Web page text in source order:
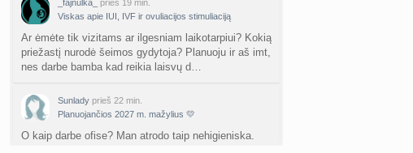
_fajnulka_
prieš 19 min.
Viskas apie IUI, IVF ir ovuliacijos stimuliaciją
Ar ėmėte tik vizitams ar ilgesniam laikotarpiui? Kokią
priežastį nurodė šeimos gydytoja? Planuoju ir aš imt,
nes darbe bamba kad reikia laisvų d…
Sunlady prieš 22 min.
Planuojančios 2027 m. mažylius 💛
O kaip darbe ofise? Man atrodo taip nehigieniska.